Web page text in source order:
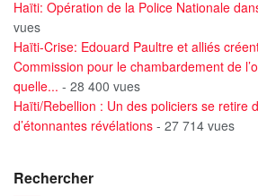
Haïti: Opération de la Police Nationale
vues
Haïti-Crise: Edouard Paultre et alliés
Commission pour le chambardement de
quelle... - 28 400 vues
Haïti/Rebellion : Un des policiers se retire
d’étonnantes révélations - 27 714 vues
Rechercher